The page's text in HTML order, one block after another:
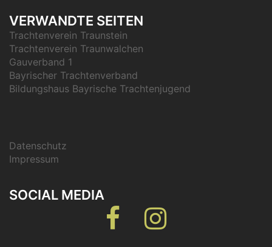
VERWANDTE SEITEN
Trachtenverein Traunstein
Trachtenverein Traunwalchen
Gauverband 1
Bayrischer Trachtenverband
Bildungshaus Bayrische Trachtenjugend
Datenschutz
Impressum
SOCIAL MEDIA
FacebookInstagram